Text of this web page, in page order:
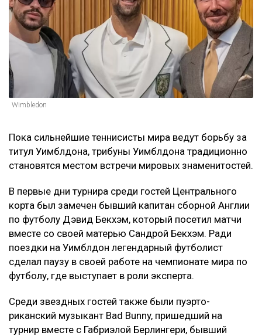
Wimbledon
Пока сильнейшие теннисисты мира ведут борьбу за
титул Уимблдона, трибуны Уимблдона традиционно
становятся местом встречи мировых знаменитостей.
В первые дни турнира среди гостей Центрального
корта был замечен бывший капитан сборной Англии
по футболу Дэвид Бекхэм, который посетил матчи
вместе со своей матерью Сандрой Бекхэм. Ради
поездки на Уимблдон легендарный футболист
сделал паузу в своей работе на чемпионате мира по
футболу, где выступает в роли эксперта.
Среди звездных гостей также были пуэрто-
риканский музыкант Bad Bunny, пришедший на
турнир вместе с Габриэлой Берлингери, бывший